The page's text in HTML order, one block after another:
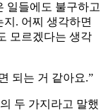
일들에도 불구하고
. 어찌 생각하면
모르겠다는 생각
되는 거 같아요.”
두 가지라고 말했